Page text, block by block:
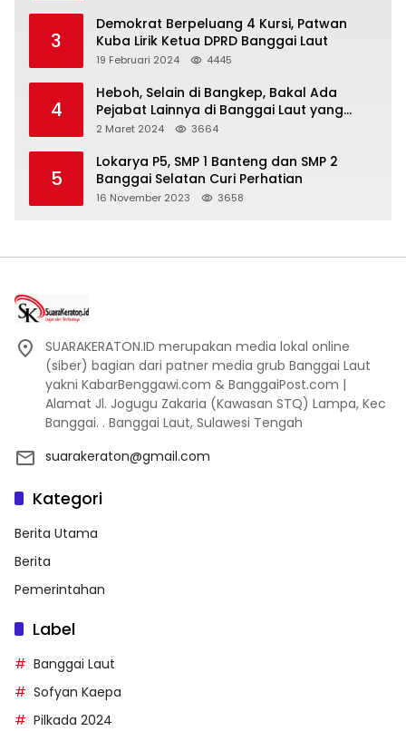
3
Demokrat Berpeluang 4 Kursi, Patwan
Kuba Lirik Ketua DPRD Banggai Laut
19 Februari 2024 4445
4
Heboh, Selain di Bangkep, Bakal Ada
Pejabat Lainnya di Banggai Laut yang
Bakal di Ciduk, Bagini Kata Kapolres!
2 Maret 2024 3664
5
Lokarya P5, SMP 1 Banteng dan SMP 2
Banggai Selatan Curi Perhatian
16 November 2023 3658
SUARAKERATON.ID merupakan media lokal online
(siber) bagian dari patner media grub Banggai Laut
yakni KabarBenggawi.com & BanggaiPost.com |
Alamat Jl. Jogugu Zakaria (Kawasan STQ) Lampa, Kec
Banggai. . Banggai Laut, Sulawesi Tengah
suarakeraton@gmail.com
Kategori
Berita Utama
Berita
Pemerintahan
Label
Banggai Laut
Sofyan Kaepa
Pilkada 2024